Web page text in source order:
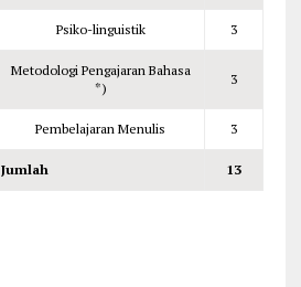
Psiko-linguistik 3
Metodologi Pengajaran Bahasa
*)
3
Pembelajaran Menulis 3
Jumlah 13